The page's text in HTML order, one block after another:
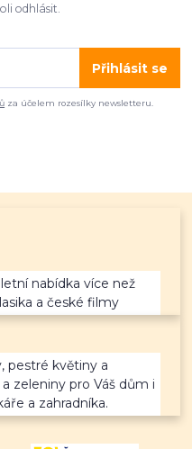
odhlásit.
Přihlásit se
za účelem rozesílky newsletteru.
nabídka více než
a české filmy
pestré květiny a
zeleniny pro Váš dům i
a zahradníka.